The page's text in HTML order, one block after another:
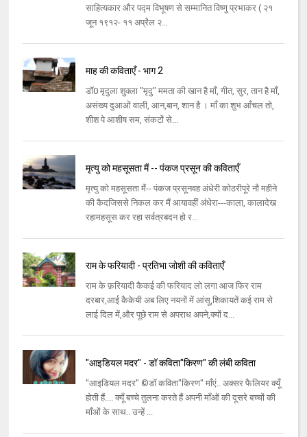
साहित्यकार और पद्म विभूषण से सम्मानित विष्णु प्रभाकर ( २१
जून १९१२- ११ अप्रैल २...
माह की कविताएँ - भाग 2
डॉ0 मृदुला शुक्ला "मृदु" ममता की खान है माँ, गीत, सुर, तान है माँ,
असंख्य दुआओं वाली, आन,बान, शान है । माँ का शुभ आँचल तो,
शीश पे आशीष सम, संकटों से...
मृत्यु को महसूसता मैं -- पंकज प्रसून की कविताएँ
मृत्यु को महसूसता मैं-- पंकज प्रसूनवह अंधेरी कोठरीपूरे नौ महीने
की कैदजिससे निकल कर मैं आयावहीं अंधेरा---काला, कालादेख
रहामहसूस कर रहा सर्वत्रबदन हो र...
राम के फरियादी - प्रतिभा जोशी की कविताएँ
राम के फ़रियादी कैकई की फरियाद लो लगा आज फिर राम
दरबार,आई कैकेयी अब लिए नयनों में आंसू,शिकायतें कई राम से
लाई दिल में,और पूछे राम से अपराध अपने,क्यों द...
"आइडियल मदर" - डॉ कविता"किरण" की लंबी कविता
"आइडियल मदर" ©डॉ कविता"किरण" माँएं.. अक्सर फैलियर क्यूँ
होती हैं.... क्यूँ बच्चे तुलना करते हैं अपनी माँओं की दूसरे बच्चों की
माँओं के साथ.. उन्हें ...